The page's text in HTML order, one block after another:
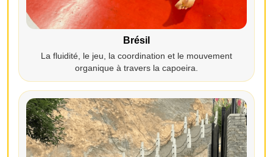
Brésil
La fluidité, le jeu, la coordination et le mouvement
organique à travers la capoeira.